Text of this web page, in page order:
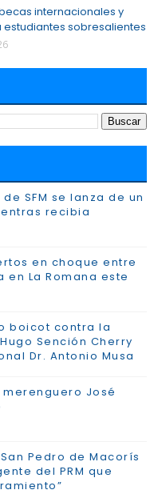
internacionales y
sobresalientes
SFM se lanza de un
recibia
en choque entre
La Romana este
boicot contra la
Sención Cherry
Dr. Antonio Musa
José
Pedro de Macorís
del PRM que